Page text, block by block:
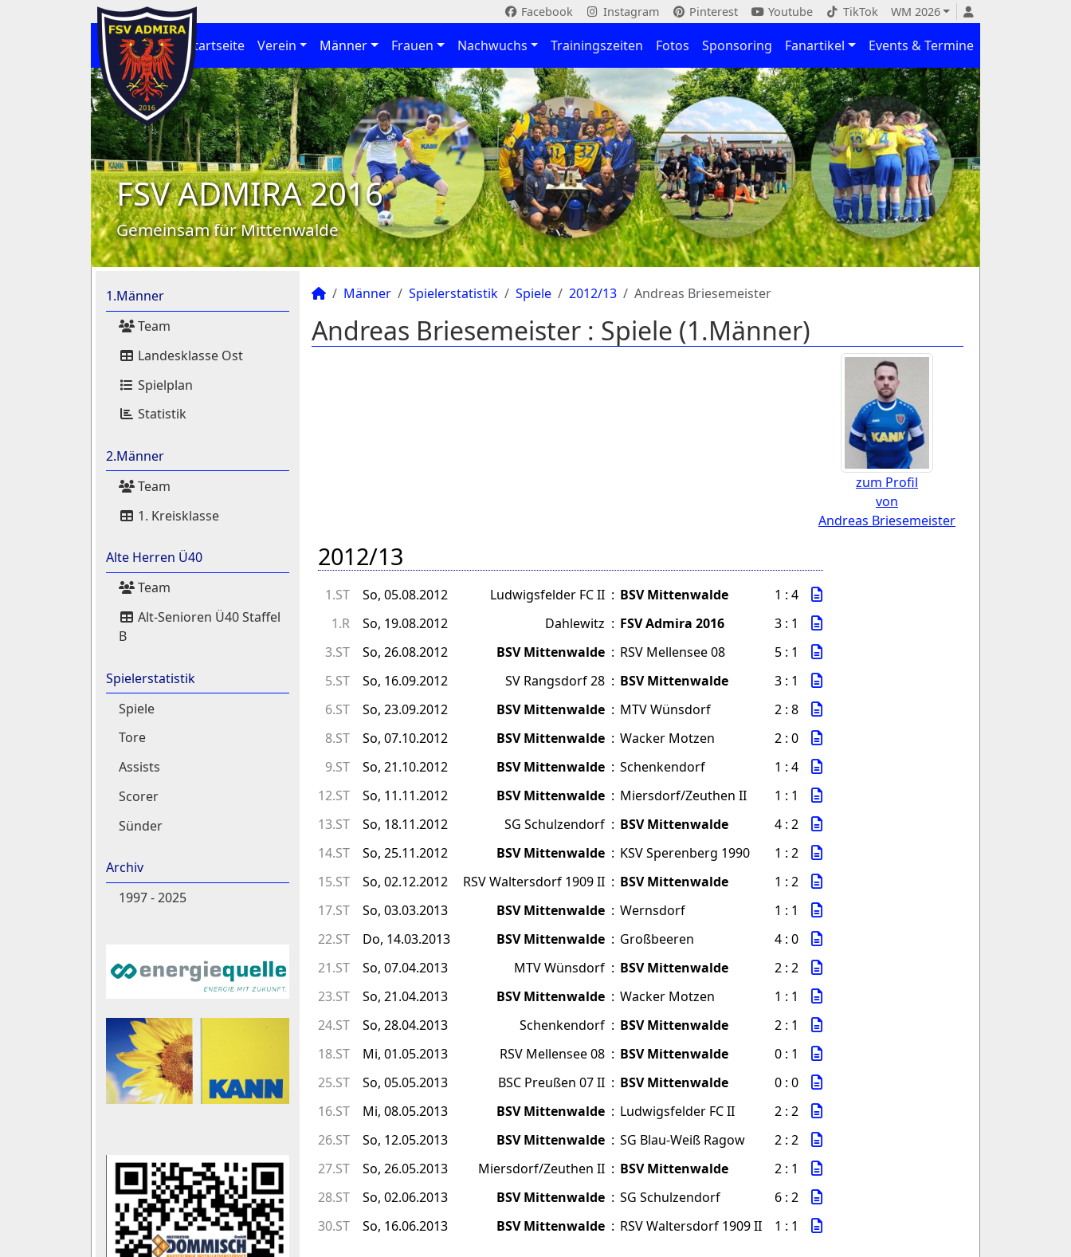
Facebook Instagram Pinterest Youtube TikTok WM 2026
Startseite Verein Männer Frauen Nachwuchs Trainingszeiten Fotos Sponsoring Fanartikel Events & Termine
FSV ADMIRA 2016
Gemeinsam für Mittenwalde
1.Männer
Team
Landesklasse Ost
Spielplan
Statistik
2.Männer
Team
1. Kreisklasse
Alte Herren Ü40
Team
Alt-Senioren Ü40 Staffel
B
Spielerstatistik
Spiele
Tore
Assists
Scorer
Sünder
Archiv
1997 - 2025
Männer Spielerstatistik Spiele 2012/13 Andreas Briesemeister
Andreas Briesemeister : Spiele (1.Männer)
zum Profil
von
Andreas Briesemeister
2012/13
1.ST So, 05.08.2012 Ludwigsfelder FC II : BSV Mittenwalde
1 : 4
1.R
So, 19.08.2012 Dahlewitz : FSV Admira 2016
3 : 1
3.ST
So, 26.08.2012 BSV Mittenwalde : RSV Mellensee 08
5 : 1
5.ST
So, 16.09.2012 SV Rangsdorf 28 : BSV Mittenwalde
3 : 1
6.ST
So, 23.09.2012 BSV Mittenwalde : MTV Wünsdorf
2 : 8
8.ST
So, 07.10.2012 BSV Mittenwalde : Wacker Motzen
2 : 0
9.ST
So, 21.10.2012 BSV Mittenwalde : Schenkendorf
1 : 4
12.ST
So, 11.11.2012 BSV Mittenwalde : Miersdorf/Zeuthen II
1 : 1
13.ST
So, 18.11.2012 SG Schulzendorf : BSV Mittenwalde
4 : 2
14.ST
So, 25.11.2012 BSV Mittenwalde : KSV Sperenberg 1990
1 : 2
15.ST
So, 02.12.2012 RSV Waltersdorf 1909 II : BSV Mittenwalde
1 : 2
17.ST
So, 03.03.2013 BSV Mittenwalde : Wernsdorf
1 : 1
22.ST
Do, 14.03.2013 BSV Mittenwalde : Großbeeren
4 : 0
21.ST
So, 07.04.2013 MTV Wünsdorf : BSV Mittenwalde
2 : 2
23.ST
So, 21.04.2013 BSV Mittenwalde : Wacker Motzen
1 : 1
24.ST
So, 28.04.2013 Schenkendorf : BSV Mittenwalde
2 : 1
18.ST
Mi, 01.05.2013 RSV Mellensee 08 : BSV Mittenwalde
0 : 1
25.ST
So, 05.05.2013 BSC Preußen 07 II : BSV Mittenwalde
0 : 0
16.ST
Mi, 08.05.2013 BSV Mittenwalde : Ludwigsfelder FC II
2 : 2
26.ST
So, 12.05.2013 BSV Mittenwalde : SG Blau-Weiß Ragow
2 : 2
27.ST
So, 26.05.2013 Miersdorf/Zeuthen II : BSV Mittenwalde
2 : 1
28.ST
So, 02.06.2013 BSV Mittenwalde : SG Schulzendorf
6 : 2
30.ST
So, 16.06.2013 BSV Mittenwalde : RSV Waltersdorf 1909 II 1 : 1